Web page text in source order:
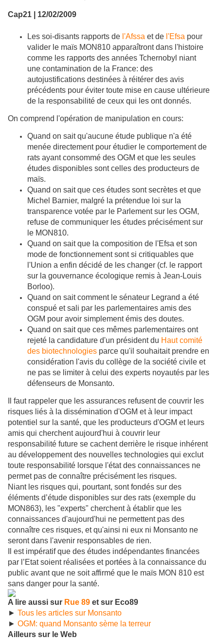
Cap21 | 12/02/2009
Les soi-disants rapports de l'Afssa et de l'Efsa pour
valider le maïs MON810 apparaîtront dans l'histoire
comme les rapports des années Tchernobyl niant
une contamination de la France: des
autojustifications destinées à réitérer des avis
précédents pour éviter toute mise en cause ultérieure
de la responsabilité de ceux qui les ont donnés.
On comprend l'opération de manipulation en cours:
Quand on sait qu'aucune étude publique n'a été
menée directement pour étudier le comportement de
rats ayant consommé des OGM et que les seules
études disponibles sont celles des producteurs de
maïs.
Quand on sait que ces études sont secrètes et que
Michel Barnier, malgré la prétendue loi sur la
transparence votée par le Parlement sur les OGM,
refuse de communiquer les études précisément sur
le MON810.
Quand on sait que la composition de l'Efsa et son
mode de fonctionnement sont si critiquables que
l'Union a enfin décidé de les changer (cf. le rapport
sur la gouvernance écologique remis à Jean-Louis
Borloo).
Quand on sait comment le sénateur Legrand a été
conspué et sali par les parlementaires amis des
OGM pour avoir simplement émis des doutes.
Quand on sait que ces mêmes parlementaires ont
rejeté la candidature d'un président du Haut comité
des biotechnologies parce qu'il souhaitait prendre en
considération l'avis du collège de la société civile et
ne pas se limiter à celui des experts noyautés par les
défenseurs de Monsanto.
Il faut rappeler que les assurances refusent de couvrir les
risques liés à la dissémination d'OGM et à leur impact
potentiel sur la santé, que les producteurs d'OGM et leurs
amis qui cherchent aujourd'hui à couvrir leur
responsabilité future se cachent derrière le risque inhérent
au développement des nouvelles technologies qui exclut
toute responsabilité lorsque l'état des connaissances ne
permet pas de connaître précisément les risques.
Niant les risques qui, pourtant, sont fondés sur des
éléments d’étude disponibles sur des rats (exemple du
MON863), les "experts" cherchent à établir que les
connaissances d'aujourd'hui ne permettent pas des
connaître ces risques, et qu'ainsi ni eux ni Monsanto ne
seront dans l'avenir responsables de rien.
Il est impératif que des études indépendantes financées
par l’Etat soient réalisées et portées à la connaissance du
public avant que ne soit affirmé que le maïs MON 810 est
sans danger pour la santé.
A lire aussi sur Rue 89 et sur Eco89
► Tous les articles sur Monsanto
► OGM: quand Monsanto sème la terreur
Ailleurs sur le Web